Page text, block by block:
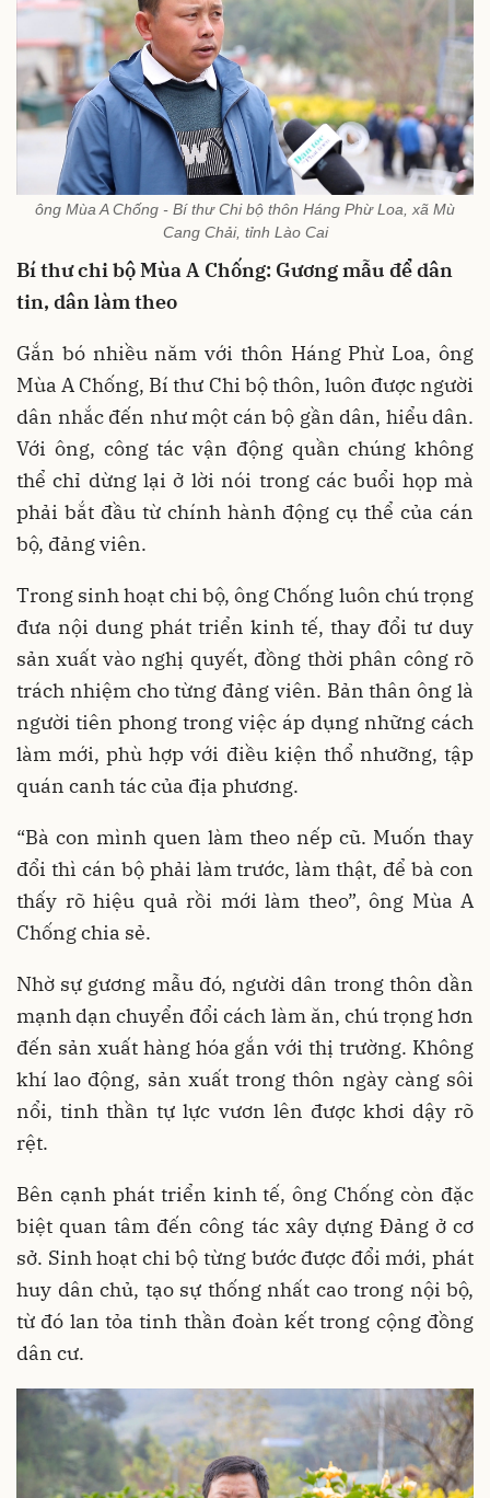
ông Mùa A Chống - Bí thư Chi bộ thôn Háng Phừ Loa, xã Mù
Cang Chải, tỉnh Lào Cai
Bí thư chi bộ Mùa A Chống: Gương mẫu để dân
tin, dân làm theo
Gắn bó nhiều năm với thôn Háng Phừ Loa, ông
Mùa A Chống, Bí thư Chi bộ thôn, luôn được người
dân nhắc đến như một cán bộ gần dân, hiểu dân.
Với ông, công tác vận động quần chúng không
thể chỉ dừng lại ở lời nói trong các buổi họp mà
phải bắt đầu từ chính hành động cụ thể của cán
bộ, đảng viên.
Trong sinh hoạt chi bộ, ông Chống luôn chú trọng
đưa nội dung phát triển kinh tế, thay đổi tư duy
sản xuất vào nghị quyết, đồng thời phân công rõ
trách nhiệm cho từng đảng viên. Bản thân ông là
người tiên phong trong việc áp dụng những cách
làm mới, phù hợp với điều kiện thổ nhưỡng, tập
quán canh tác của địa phương.
“Bà con mình quen làm theo nếp cũ. Muốn thay
đổi thì cán bộ phải làm trước, làm thật, để bà con
thấy rõ hiệu quả rồi mới làm theo”, ông Mùa A
Chống chia sẻ.
Nhờ sự gương mẫu đó, người dân trong thôn dần
mạnh dạn chuyển đổi cách làm ăn, chú trọng hơn
đến sản xuất hàng hóa gắn với thị trường. Không
khí lao động, sản xuất trong thôn ngày càng sôi
nổi, tinh thần tự lực vươn lên được khơi dậy rõ
rệt.
Bên cạnh phát triển kinh tế, ông Chống còn đặc
biệt quan tâm đến công tác xây dựng Đảng ở cơ
sở. Sinh hoạt chi bộ từng bước được đổi mới, phát
huy dân chủ, tạo sự thống nhất cao trong nội bộ,
từ đó lan tỏa tinh thần đoàn kết trong cộng đồng
dân cư.